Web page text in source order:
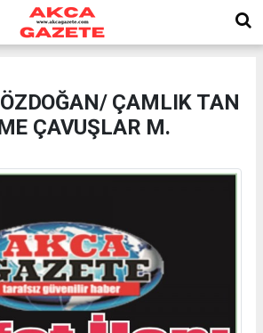
ÇAMLIK TAN
ÇAVUŞLAR M.